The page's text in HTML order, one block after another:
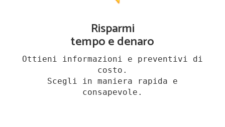
Risparmi
tempo e denaro
Ottieni informazioni e preventivi di
costo.
Scegli in maniera rapida e
consapevole.